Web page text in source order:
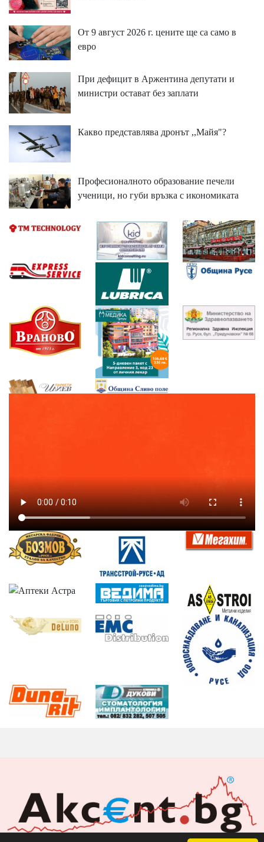
От 9 август 2026 г. цените ще са само в
евро
При дефицит в Аржентина депутати и
министри остават без заплати
Какво представлява дронът ,,Майя"?
Професионалното образование печели
ученици, но губи връзка с икономиката